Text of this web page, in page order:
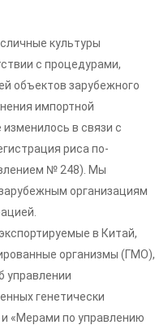
культуры
с процедурами,
объектов зарубежного
импортной
в связи с
риса по-
№ 248). Мы
организациям
в Китай,
организмы (ГМО),
управлении
генетически
«Мерами по управлению